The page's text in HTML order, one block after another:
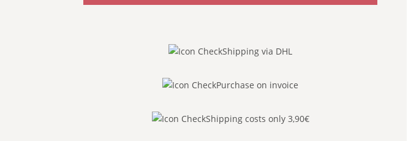
Shipping via DHL
Purchase on invoice
Shipping costs only 3,90€